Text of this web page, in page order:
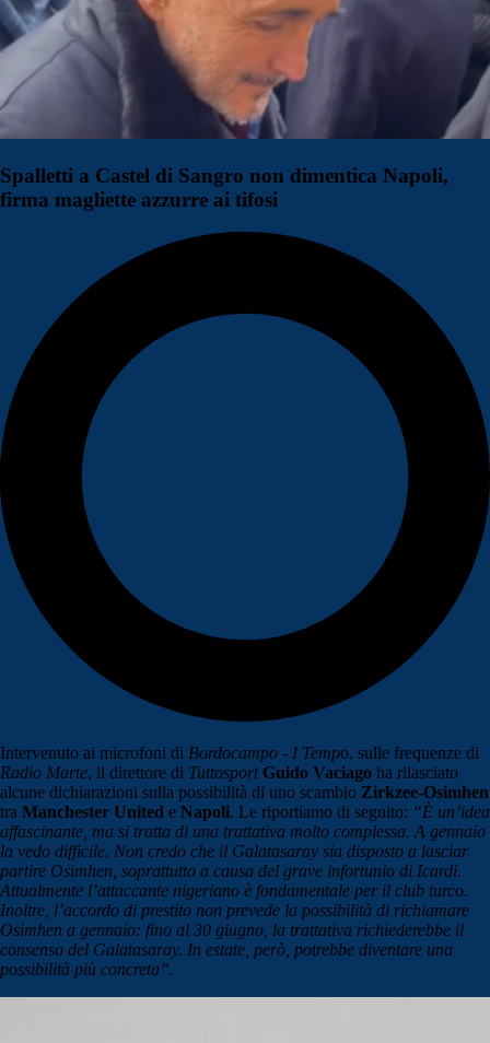
Spalletti a Castel di Sangro non dimentica Napoli,
firma magliette azzurre ai tifosi
Intervenuto ai microfoni di Bordocampo - I Tempo, sulle frequenze di
Radio Marte, il direttore di Tuttosport Guido Vaciago ha rilasciato
alcune dichiarazioni sulla possibilità di uno scambio Zirkzee-Osimhen
tra Manchester United e Napoli. Le riportiamo di seguito: “È un’idea
affascinante, ma si tratta di una trattativa molto complessa.A gennaio
la vedo difficile. Non credo che il Galatasaray sia disposto a lasciar
partire Osimhen, soprattutto a causa del grave infortunio di Icardi.
Attualmente l’attaccante nigeriano è fondamentale per il club turco.
Inoltre, l’accordo di prestito non prevede la possibilità di richiamare
Osimhen a gennaio: fino al 30 giugno, la trattativa richiederebbe il
consenso del Galatasaray. In estate, però, potrebbe diventare una
possibilità più concreta”.